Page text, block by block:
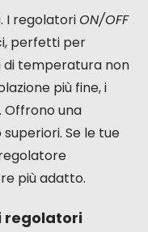
I regolatoriON/OFF
perfetti per
di temperatura non
più fine, i
Offrono una
Se le tue
più adatto.
regolatori